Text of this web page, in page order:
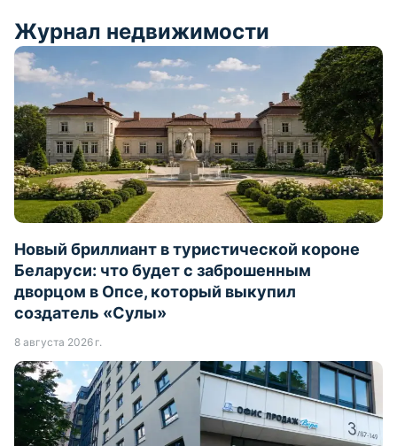
Журнал недвижимости
Новый бриллиант в туристической короне
Беларуси: что будет с заброшенным
дворцом в Опсе, который выкупил
создатель «Сулы»
8 августа 2026 г.